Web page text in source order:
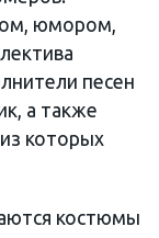
юмором,
песен
а также
которых
костюмы